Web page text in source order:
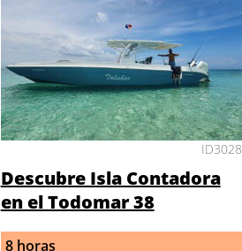
ID3028
Descubre Isla Contadora
en el Todomar 38
8 horas